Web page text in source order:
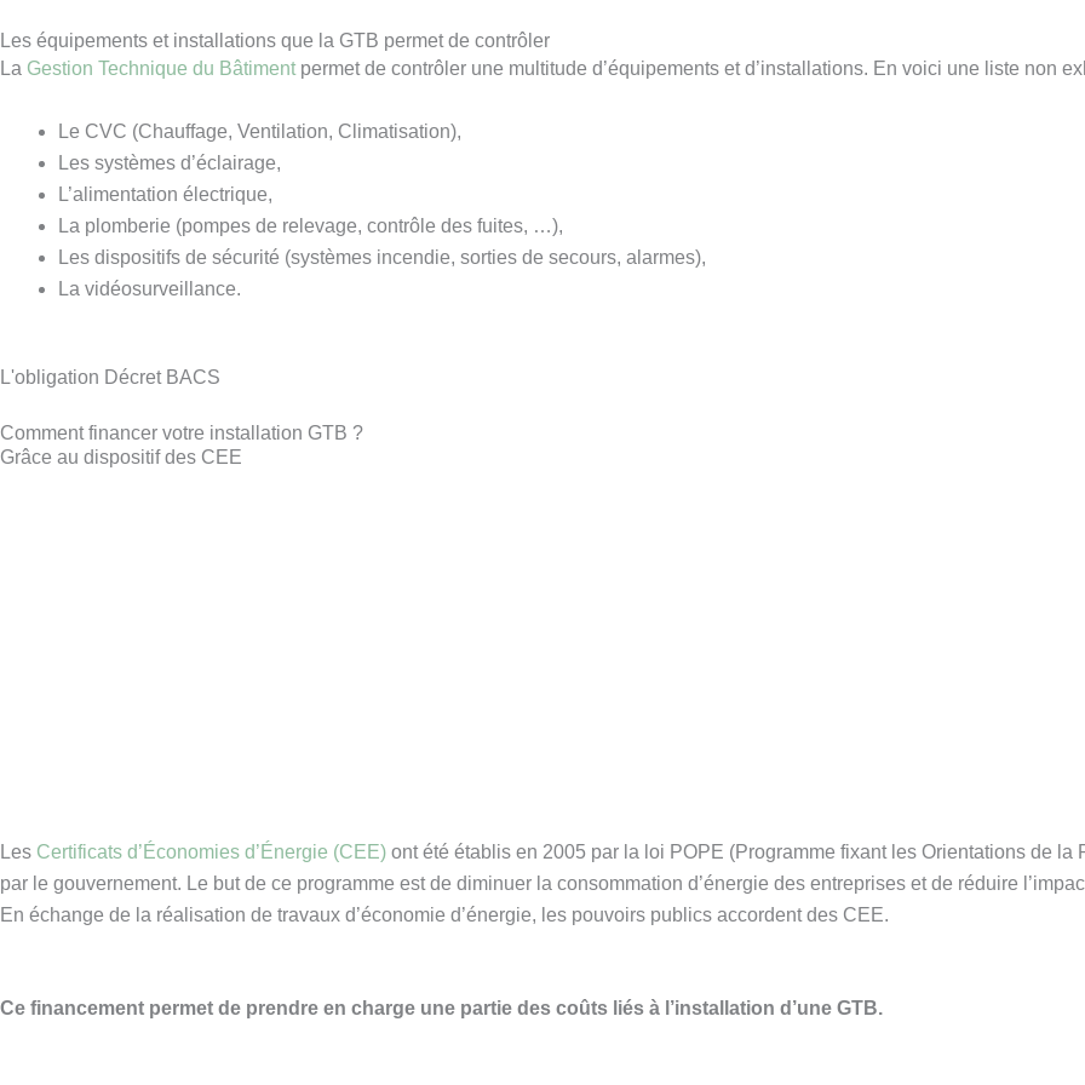
Les équipements et installations que la GTB permet de contrôler
La Gestion Technique du Bâtiment permet de contrôler une multitude d’équipements et d’installations. En voici une liste non
Le CVC (Chauffage, Ventilation, Climatisation),
Les systèmes d’éclairage,
L’alimentation électrique,
La plomberie (pompes de relevage, contrôle des fuites, …),
Les dispositifs de sécurité (systèmes incendie, sorties de secours, alarmes),
La vidéosurveillance.
L'obligation Décret BACS
Comment financer votre installation GTB ?
Grâce au dispositif des CEE
Les Certificats d’Économies d’Énergie (CEE) ont été établis en 2005 par la loi POPE (Programme fixant les Orientations de
par le gouvernement. Le but de ce programme est de diminuer la consommation d’énergie des entreprises et de réduire
En échange de la réalisation de travaux d’économie d’énergie, les pouvoirs publics accordent des CEE.
Ce financement permet de prendre en charge une partie des coûts liés à l’installation d’une GTB.